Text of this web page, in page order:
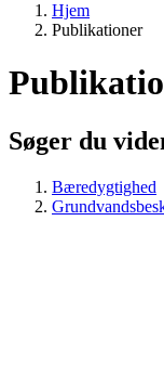
Hjem
Publikationer
Søger du
Bæredygtighed